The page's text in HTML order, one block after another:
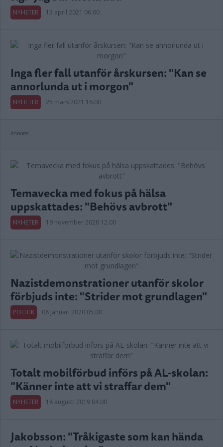
NYHETER 13 april 2021 06.00
Inga fler fall utanför årskursen: "Kan se
annorlunda ut i morgon"
NYHETER 25 mars 2021 16.00
Annons:
Temavecka med fokus på hälsa
uppskattades: "Behövs avbrott"
NYHETER 19 november 2020 12.00
Nazistdemonstrationer utanför skolor
förbjuds inte: "Strider mot grundlagen"
POLITIK 08 januari 2020 05.00
Totalt mobilförbud införs på AL-skolan:
"Känner inte att vi straffar dem"
NYHETER 18 augusti 2019 04.00
Jakobsson: "Tråkigaste som kan hända